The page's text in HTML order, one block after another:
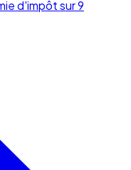
d'impôt sur 9